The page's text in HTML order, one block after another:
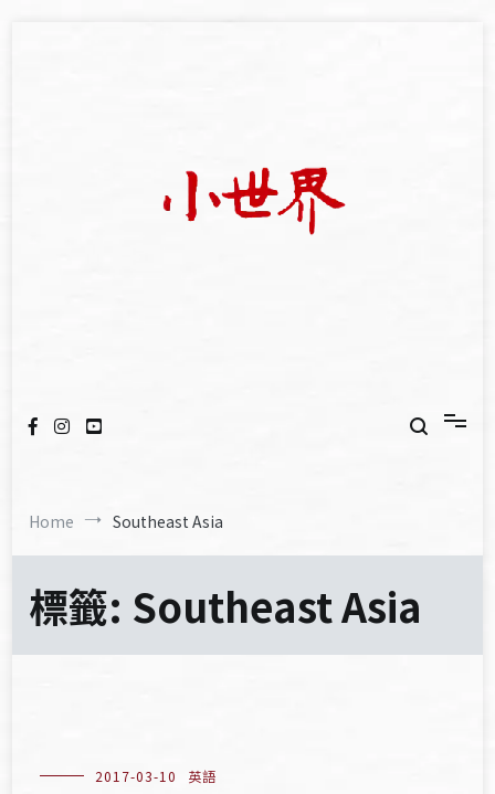
Home Southeast Asia
標籤: Southeast Asia
2017-03-10 英語